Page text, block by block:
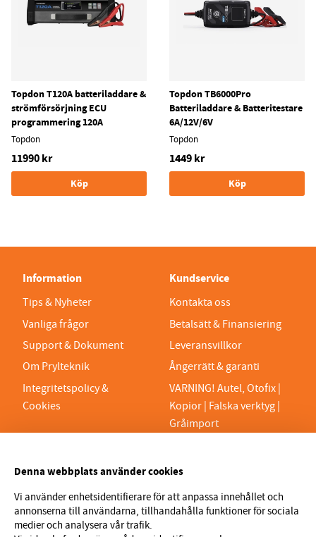
Topdon T120A batteriladdare &
strömförsörjning ECU
programmering 120A
Topdon
11990 kr
Köp
Topdon TB6000Pro
Batteriladdare & Batteritestare
6A/12V/6V
Topdon
1449 kr
Köp
Information
Tips & Nyheter
Vanliga frågor
Support & Dokument
Om Prylteknik
Integritetspolicy &
Cookies
Kundservice
Kontakta oss
Betalsätt & Finansiering
Leveransvillkor
Ångerrätt & garanti
VARNING! Autel, Otofix |
Kopior | Falska verktyg |
Gråimport
Org.nr 559329-1189
VAT SE559329118901
info@prylteknik.se
0321777170
Denna webbplats använder cookies
Vi använder enhetsidentifierare för att anpassa innehållet och
annonserna till användarna, tillhandahålla funktioner för sociala
medier och analysera vår trafik.